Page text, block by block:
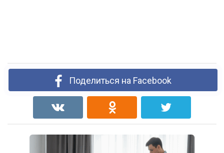
Поделиться на Facebook